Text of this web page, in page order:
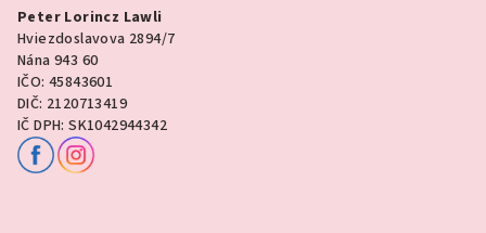
Peter Lorincz Lawli
Hviezdoslavova 2894/7
Nána 943 60
IČO: 45843601
DIČ: 2120713419
IČ DPH: SK1042944342